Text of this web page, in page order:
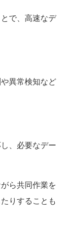
で、高速なデ
異常検知など
、必要なデー
ら共同作業を
りすることも